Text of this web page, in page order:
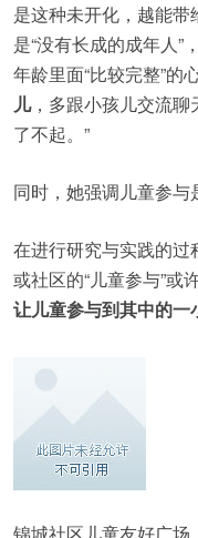
是这种未开化，越能带
是“没有长成的成年人”
年龄里面“比较完整”的
儿，多跟小孩儿交流聊
了不起。”
同时，她强调儿童参与
在进行研究与实践的
或社区的“儿童参与”
让儿童参与到其中的一